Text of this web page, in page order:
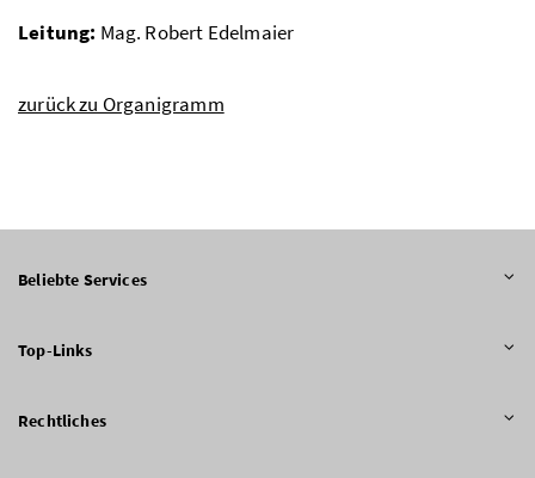
Leitung: Mag. Robert Edelmaier
zurück zu Organigramm
Beliebte Services
Top-Links
Rechtliches